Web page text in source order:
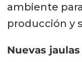
ambiente
producción y
Nuevas